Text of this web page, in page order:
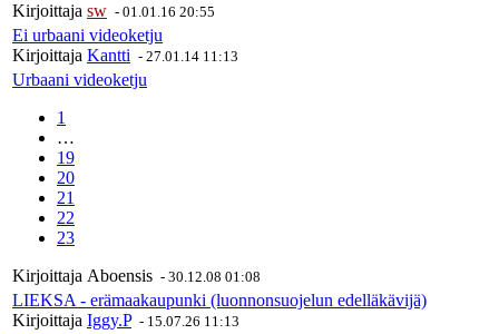
Kirjoittaja sw - 01.01.16 20:55
Ei urbaani videoketju
Kirjoittaja Kantti - 27.01.14 11:13
Urbaani videoketju
1
…
19
20
21
22
23
Kirjoittaja Aboensis - 30.12.08 01:08
LIEKSA - erämaakaupunki (luonnonsuojelun edelläkävijä)
Kirjoittaja Iggy.P - 15.07.26 11:13